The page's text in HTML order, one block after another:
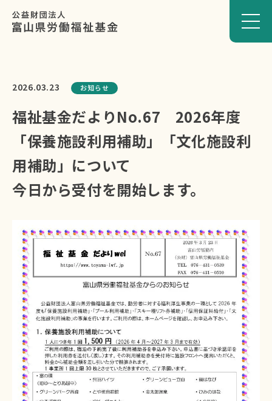
2026.03.23 お知らせ
福祉基金だよりNo.67 2026年度
「保養施設利用補助」「文化施設利
用補助」について
今日から受付を開始します。